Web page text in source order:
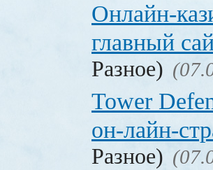
Онлайн-
главный
Разное)
Tower
он-лайн-
Разное)